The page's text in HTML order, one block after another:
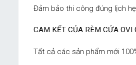
Đảm bảo thi công đúng lịch
CAM KẾT CỦA RÈM CỬA OVI
Tất cả các sản phẩm mới